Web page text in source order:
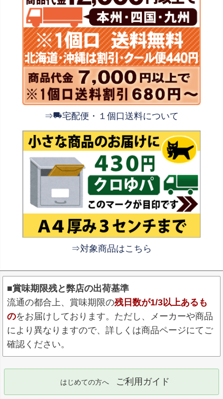
⇒ 宅配便・１個口送料について
⇒対象商品はこちら
■賞味期限残と弊店の出荷基準
流通の都合上、賞味期限の残日数が1/3以上あるも
のをお届けしております。ただし、メーカーや商品
により異なりますので、詳しくは商品ページにてご
確認ください。
はじめての方へ ご利用ガイド